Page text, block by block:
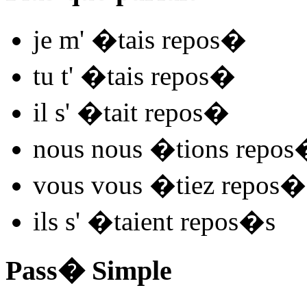
je m' �tais repos�
tu t' �tais repos�
il s' �tait repos�
nous nous �tions repos
vous vous �tiez repos
ils s' �taient repos�s
Pass� Simple